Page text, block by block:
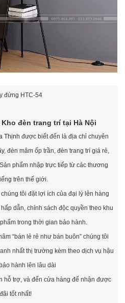
đứng HTC-54
đèn trang trí tại Hà Nội
Thịnh được biết đến là địa chỉ chuyên
, đèn mâm ốp trần, đèn trang trí giá rẻ,
phẩm nhập trực tiếp từ các thương
trên thế giới.
tôi đặt lợi ích của đại lý lên hàng
dẫn, chính sách độc quyền theo khu
trong thời gian bảo hành.
“bán lẻ rẻ như bán buôn” chúng tôi
nhất thị trường kèm theo dịch vụ hậu
hành lên lâu dài
hỗ trợ, và đến cửa hàng để nhận được
tốt nhất!